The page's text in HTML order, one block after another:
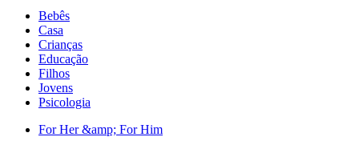
Bebês
Casa
Crianças
Educação
Filhos
Jovens
Psicologia
For Her &amp; For Him